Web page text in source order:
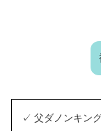
✓ 父ダノンキン